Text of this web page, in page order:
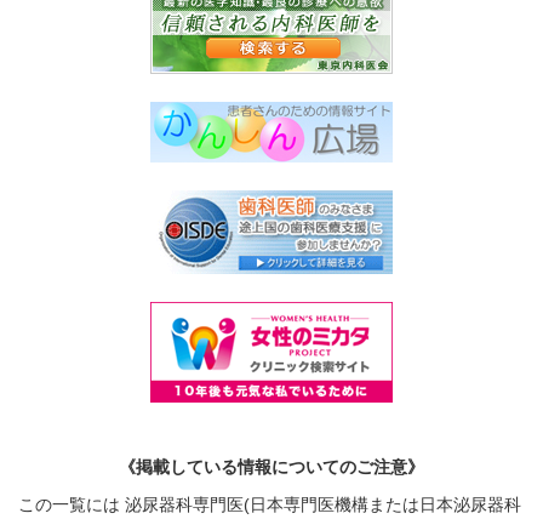
《掲載している情報についてのご注意》
この一覧には 泌尿器科専門医(日本専門医機構または日本泌尿器科